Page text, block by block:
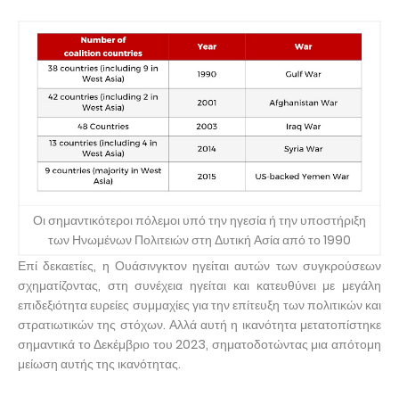
Οι σημαντικότεροι πόλεμοι υπό την ηγεσία ή την υποστήριξη
των Ηνωμένων Πολιτειών στη Δυτική Ασία από το 1990
Επί δεκαετίες, η Ουάσινγκτον ηγείται αυτών των συγκρούσεων
σχηματίζοντας, στη συνέχεια ηγείται και κατευθύνει με μεγάλη
επιδεξιότητα ευρείες συμμαχίες για την επίτευξη των πολιτικών και
στρατιωτικών της στόχων. Αλλά αυτή η ικανότητα μετατοπίστηκε
σημαντικά το Δεκέμβριο του 2023, σηματοδοτώντας μια απότομη
μείωση αυτής της ικανότητας.